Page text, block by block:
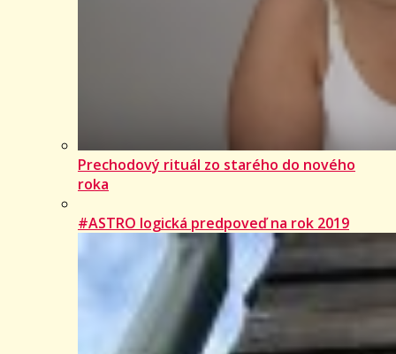
Prechodový rituál zo starého do nového
roka
#ASTRO logická predpoveď na rok 2019